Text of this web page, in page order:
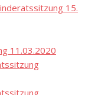
15.
11.03.2020